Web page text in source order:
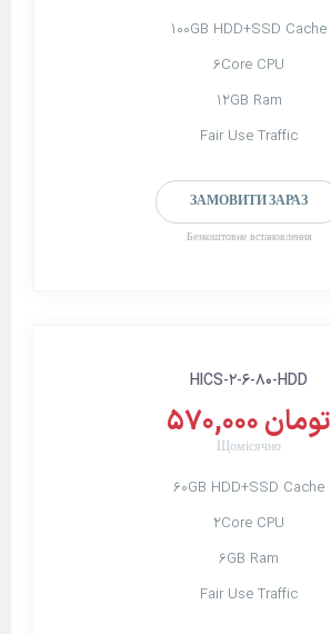
100GB HDD+SSD Cache
6Core CPU
12GB Ram
Fair Use Traffic
ЗАМОВИТИ ЗАРАЗ
Безкоштовне встановлення
HICS-2-6-80-HDD
570,000 تومان
Щомісячно
60GB HDD+SSD Cache
2Core CPU
6GB Ram
Fair Use Traffic